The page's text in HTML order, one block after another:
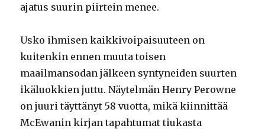
ajatus suurin piirtein menee.
Usko ihmisen kaikkivoipaisuuteen on
kuitenkin ennen muuta toisen
maailmansodan jälkeen syntyneiden suurten
ikäluokkien juttu. Näytelmän Henry Perowne
on juuri täyttänyt 58 vuotta, mikä kiinnittää
McEwanin kirjan tapahtumat tiukasta